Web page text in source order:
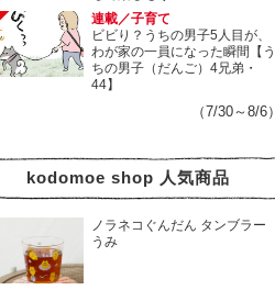
連載／子育て
ビビり？うちの男子5人目が、
わが家の一員になった瞬間【う
ちの男子（だんご）4兄弟・
44】
（7/30～8/6）
kodomoe shop 人気商品
ノラネコぐんだん タンブラー
うみ